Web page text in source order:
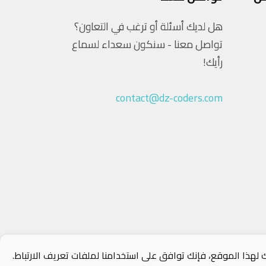
هل لديك أسئلة أو ترغب في التعاون؟
تواصل معنا - سنكون سعداء لسماع
رأيك!
contact@dz-coders.com
الموقع، فإنك توافق على استخدامنا لملفات تعريف الارتباط.